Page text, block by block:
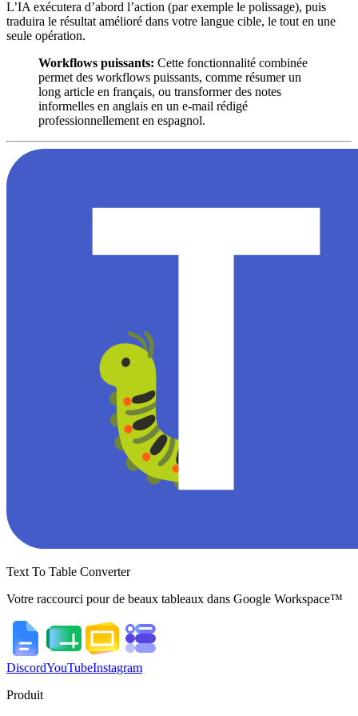
L’IA exécutera d’abord l’action (par exemple le polissage), puis
traduira le résultat amélioré dans votre langue cible, le tout en une
seule opération.
Workflows puissants: Cette fonctionnalité combinée
permet des workflows puissants, comme résumer un
long article en français, ou transformer des notes
informelles en anglais en un e-mail rédigé
professionnellement en espagnol.
Text To Table Converter
Votre raccourci pour de beaux tableaux dans Google Workspace™
DiscordYouTubeInstagram
Produit